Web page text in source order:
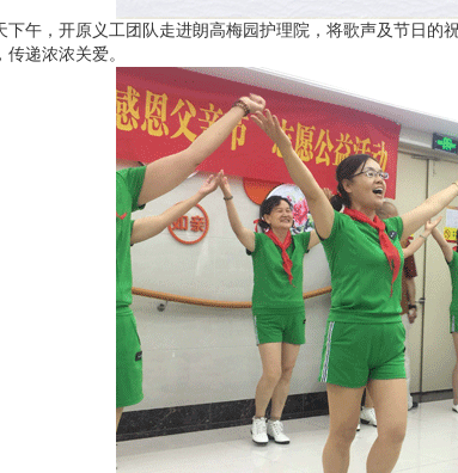
下午，开原义工团队走进朗高梅园护理院，将歌声及节日的
传递浓浓关爱。